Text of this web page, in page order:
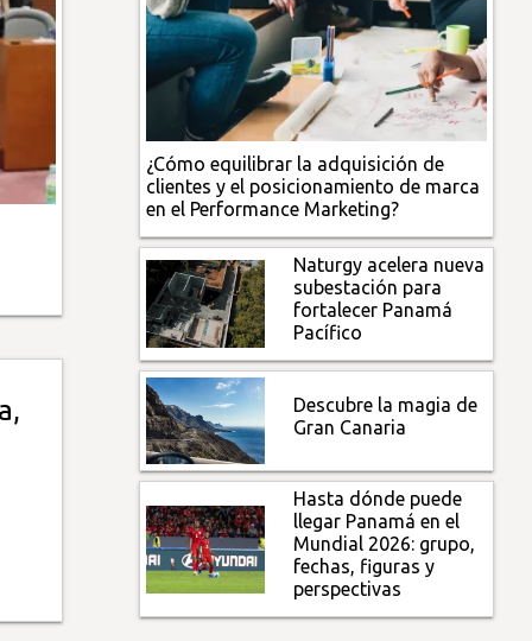
¿Cómo equilibrar la adquisición de
clientes y el posicionamiento de marca
en el Performance Marketing?
Naturgy acelera nueva
subestación para
fortalecer Panamá
Pacífico
Descubre la magia de
Gran Canaria
Hasta dónde puede
llegar Panamá en el
Mundial 2026: grupo,
fechas, figuras y
perspectivas